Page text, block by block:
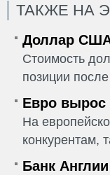
ТАКЖЕ НА
Доллар США
Стоимость
позиции
Евро вырос
На
конкурентам,
Банк